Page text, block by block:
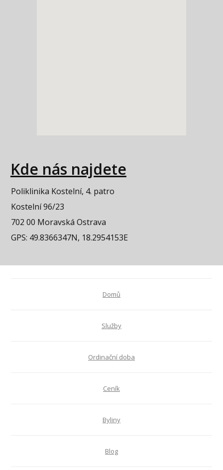
Kde nás najdete
Poliklinika Kostelní, 4. patro
Kostelní 96/23
702 00 Moravská Ostrava
GPS: 49.8366347N, 18.2954153E
Domů
Služby
Ordinační doba
Ceník
Byliny
Blog